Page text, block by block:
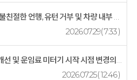
한 언행, 유턴 거부 및 차량 내부 냄새 민...
2026.07.29( 7:33 )
및 운임료 미터기 시작 시점 변경의 건
2026.07.25( 12:46 )